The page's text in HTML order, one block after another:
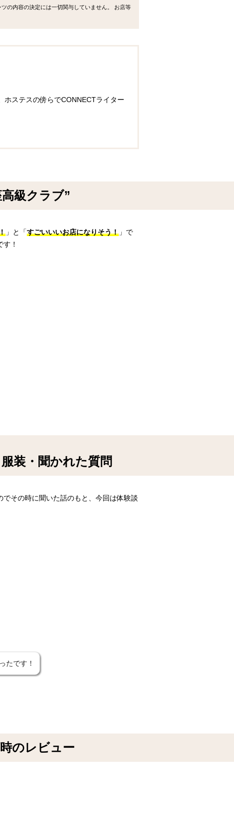
の内容の決定には一切関与していません。 お店等
ホステスの傍らでCONNECTライター
級クラブ”
」と「すごいいいお店になりそう！ 」で
！
装・聞かれた質問
その時に聞いた話のもと、今回は体験談
たです！
のレビュー